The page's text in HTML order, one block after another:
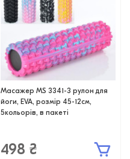
Масажер MS 3341-3 рулон для
йоги, EVA, розмір 45-12см,
5кольорів, в пакеті
498 ₴